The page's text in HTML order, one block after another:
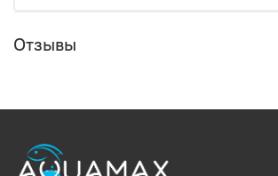
Отзывы